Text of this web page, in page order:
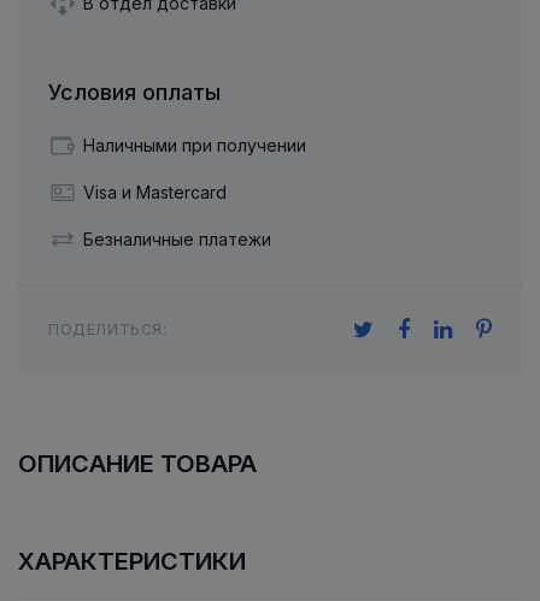
Условия оплаты
Наличными при получении
Visa и Mastercard
Безналичные платежи
ПОДЕЛИТЬСЯ:
ОПИСАНИЕ ТОВАРА
ХАРАКТЕРИСТИКИ